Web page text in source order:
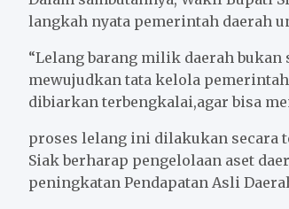
langkah nyata pemerintah daerah
“Lelang barang milik daerah
mewujudkan tata kelola
dibiarkan terbengkalai,agar bisa
proses lelang ini dilakukan secara
Siak berharap pengelolaan aset
peningkatan Pendapatan Asli